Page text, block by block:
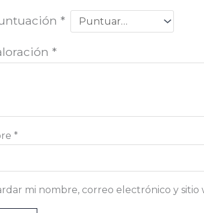
*
*
*
mi nombre, correo electrónico y